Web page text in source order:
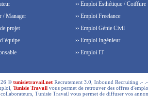
/ Manager
projet
›› Emploi Esthétique / Coiffure
›› Emploi Freelance
›› Emploi Génie Civil
›› Emploi Ingénieur
›› Emploi IT
©tunisietravail.net Recrutement 3.0, Inbound Recruiting .-
Tunisie Travail vous permet de retrouver des offres
collaborateurs, Tunisie Travail vous permet de diffuser vos